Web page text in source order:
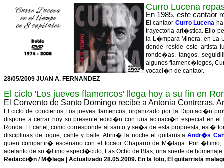
Curro Lucena
En 1985, este
El cantaor Curro Lucena
trayectoria art�stica. Ello
la L�mpara Minera, en La
donde reside este artista
ronde�as, tangos,
algunos flamenc�logos,
vocaci�n de cantaor.
28/05/2009 JUAN A. FERNANDEZ
El ciclo 'Los jueves flamencos' llega hoy a su fin en
El Convento de Santo Domingo recibe a Antonia Contreras,
El ciclo de conciertos Los jueves flamencos, organizado por la Diputaci�n
dispone a cerrar hoy su presente edici�n con una actuaci�n especial en el
Ronda. El cartel, como corresponde al santo y se�a de esta propuesta, est�
disciplinas de toque, cante y baile. Abrir� la noche el guitarristaAndr�s
quien compartir� escenario con el tocaor Chaparro de M�laga. Por
adelanto de su �ltimo espect�culo, Las Ocho de Blas, una suerte de
Redacci�n / M�laga | Actualizado 28.05.2009. En la foto, El guitarrista